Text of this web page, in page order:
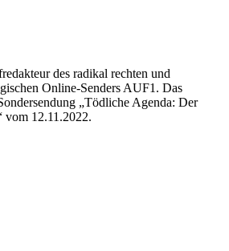
des radikal rechten und
Online-Senders AUF1. Das
„Tödliche Agenda: Der
vom 12.11.2022.